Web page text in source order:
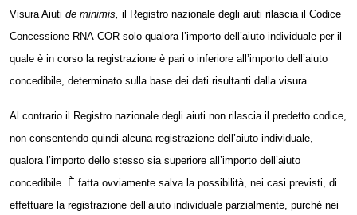
Visura Aiuti de minimis, il Registro nazionale degli aiuti rilascia il Codice
Concessione RNA-COR solo qualora l’importo dell’aiuto individuale per il
quale è in corso la registrazione è pari o inferiore all’importo dell’aiuto
concedibile, determinato sulla base dei dati risultanti dalla visura.
Al contrario il Registro nazionale degli aiuti non rilascia il predetto codice,
non consentendo quindi alcuna registrazione dell’aiuto individuale,
qualora l’importo dello stesso sia superiore all’importo dell’aiuto
concedibile. È fatta ovviamente salva la possibilità, nei casi previsti, di
effettuare la registrazione dell’aiuto individuale parzialmente, purché nei